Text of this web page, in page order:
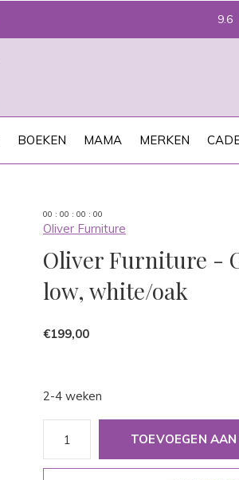
BOEKEN MAMA MERKEN
9.6
00 : 00 : 00 : 00
Oliver Furniture
Oliver Furniture -
low, white/oak
€199,00
2-4 weken
TOEVOEGEN